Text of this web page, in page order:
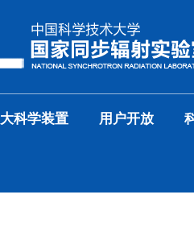
大科学装置 用户开放